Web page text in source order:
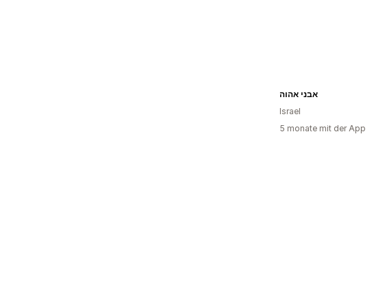
אבני אהוה
Israel
5 monate mit der App